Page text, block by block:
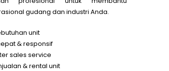
gudang dan industri Anda.
unit
& responsif
sales service
& rental unit